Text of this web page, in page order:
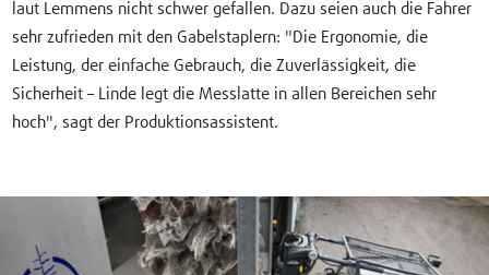
laut Lemmens nicht schwer gefallen. Dazu seien auch die Fahrer
sehr zufrieden mit den Gabelstaplern: "Die Ergonomie, die
Leistung, der einfache Gebrauch, die Zuverlässigkeit, die
Sicherheit – Linde legt die Messlatte in allen Bereichen sehr
hoch", sagt der Produktionsassistent.